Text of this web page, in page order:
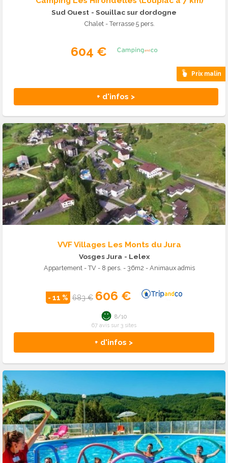
Sud Ouest - Souillac sur dordogne
Chalet - Terrasse 5 pers.
604 €
Prix malin
+ d'infos >
VVF Villages Les Monts du Jura
Vosges Jura - Lelex
Appartement - TV - 8 pers. - 36m2 - Animaux admis
- 11 % 683 € 606 €
+ d'infos >
8/10
67 avis sur 3 sites